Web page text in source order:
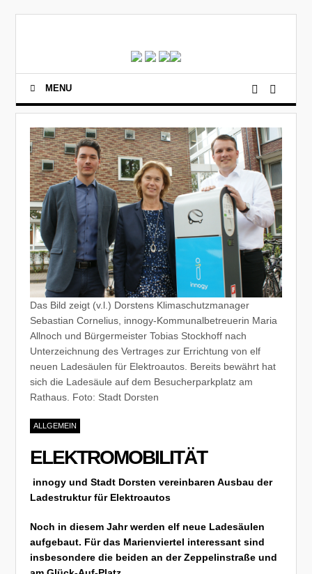
MENU
Das Bild zeigt (v.l.) Dorstens Klimaschutzmanager
Sebastian Cornelius, innogy-Kommunalbetreuerin Maria
Allnoch und Bürgermeister Tobias Stockhoff nach
Unterzeichnung des Vertrages zur Errichtung von elf
neuen Ladesäulen für Elektroautos. Bereits bewährt hat
sich die Ladesäule auf dem Besucherparkplatz am
Rathaus. Foto: Stadt Dorsten
ALLGEMEIN
ELEKTROMOBILITÄT
innogy und Stadt Dorsten vereinbaren Ausbau der
Ladestruktur für Elektroautos
Noch in diesem Jahr werden elf neue Ladesäulen
aufgebaut. Für das Marienviertel interessant sind
insbesondere die beiden an der Zeppelinstraße und